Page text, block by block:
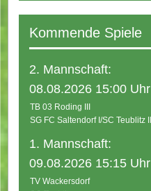
Kommende Spiele
2. Mannschaft:
08.08.2026 15:00 Uhr
TB 03 Roding III
SG FC Saltendorf I/SC Teublitz II
1. Mannschaft:
09.08.2026 15:15 Uhr
TV Wackersdorf